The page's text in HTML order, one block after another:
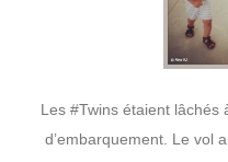
Les #Twins étaient lâchés
d’embarquement. Le vol